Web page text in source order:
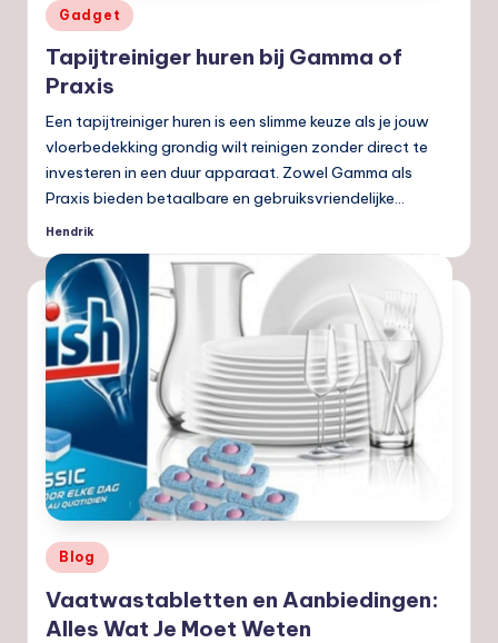
Geplaatst
in
Gadget
Tapijtreiniger huren bij Gamma of
Praxis
Een tapijtreiniger huren is een slimme keuze als je jouw
vloerbedekking grondig wilt reinigen zonder direct te
investeren in een duur apparaat. Zowel Gamma als
Praxis bieden betaalbare en gebruiksvriendelijke…
Geplaatst
door
Hendrik
Geplaatst
in
Blog
Vaatwastabletten en Aanbiedingen:
Alles Wat Je Moet Weten